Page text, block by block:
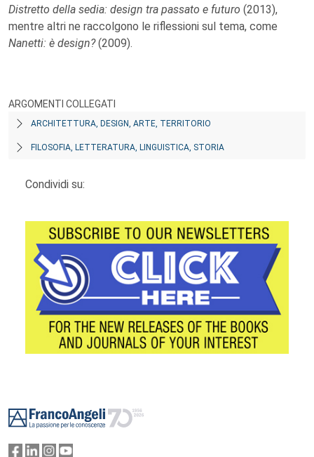
Distretto della sedia: design tra passato e futuro (2013),
mentre altri ne raccolgono le riflessioni sul tema, come
Nanetti: è design?(2009).
ARGOMENTI COLLEGATI
ARCHITETTURA, DESIGN, ARTE, TERRITORIO
FILOSOFIA, LETTERATURA, LINGUISTICA, STORIA
Condividi su: